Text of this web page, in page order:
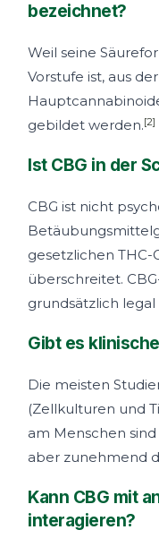
bezeichnet?
Weil seine
Vorstufe ist, aus
gebildet werden.[2]
Ist CBG in der
CBG ist nicht
gesetzlichen THC-
überschreitet.
grundsätzlich
Gibt es
Die meisten
(Zellkulturen und
am Menschen
aber zunehmend
Kann CBG mit
interagieren?